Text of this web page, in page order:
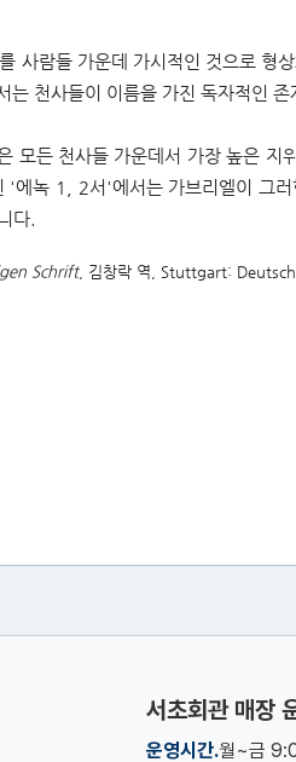
사람들 가운데 가시적인 것으로 형
천사들이 이름을 가진 독자적인 존
든 천사들 가운데서 가장 높은 지
녹 1, 2서'에서는 가브리엘이 그러
다.
Schrift, 김창락 역, Stuttgart:
서초회관 매장
운영시간.월~금